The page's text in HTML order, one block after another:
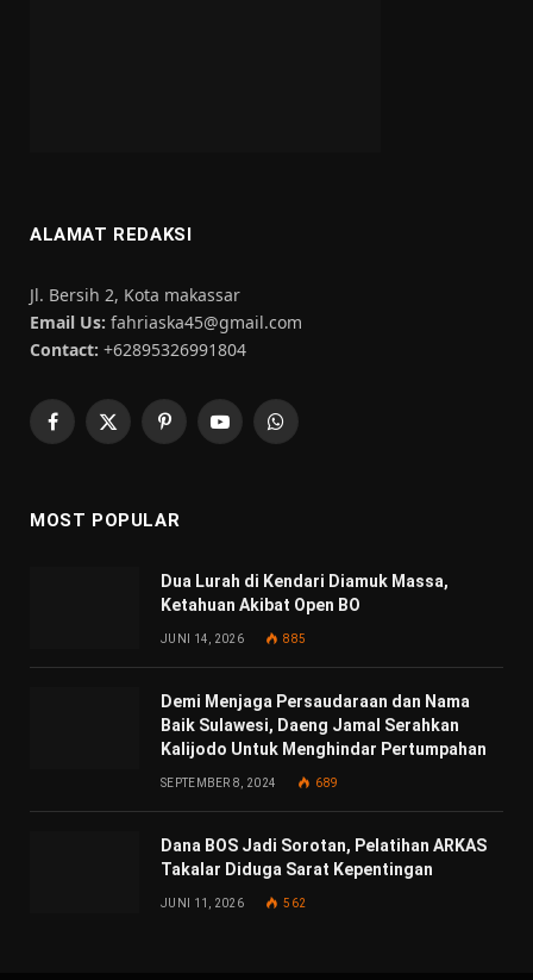
ALAMAT REDAKSI
Jl. Bersih 2, Kota makassar
Email Us: fahriaska45@gmail.com
Contact: +62895326991804
Facebook
X
PinterestYouTubeWhatsApp
MOST POPULAR
Dua Lurah di Kendari Diamuk Massa,
Ketahuan Akibat Open BO
JUNI 14, 2026 885
Demi Menjaga Persaudaraan dan Nama
Baik Sulawesi, Daeng Jamal Serahkan
Kalijodo Untuk Menghindar Pertumpahan
SEPTEMBER 8, 2024 689
Dana BOS Jadi Sorotan, Pelatihan ARKAS
Takalar Diduga Sarat Kepentingan
JUNI 11, 2026 562